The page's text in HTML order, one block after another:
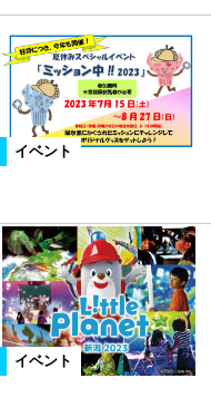
イベント
イベント